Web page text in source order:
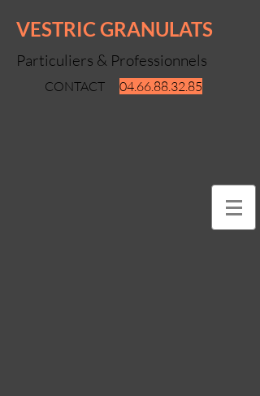
VESTRIC GRANULATS
Particuliers & Professionnels
CONTACT 04.66.88.32.85